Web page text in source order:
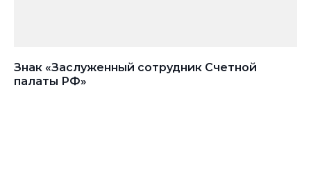
Знак «Заслуженный сотрудник Счетной
палаты РФ»